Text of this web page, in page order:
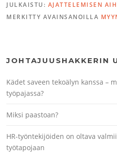
JULKAISTU: AJATTELEMISEN
MERKITTY AVAINSANOILLA
JOHTAJUUSHAKKERIN
Kädet saveen tekoälyn kanssa –
työpajassa?
Miksi paastoan?
HR-työntekijöiden on oltava
työtapojaan